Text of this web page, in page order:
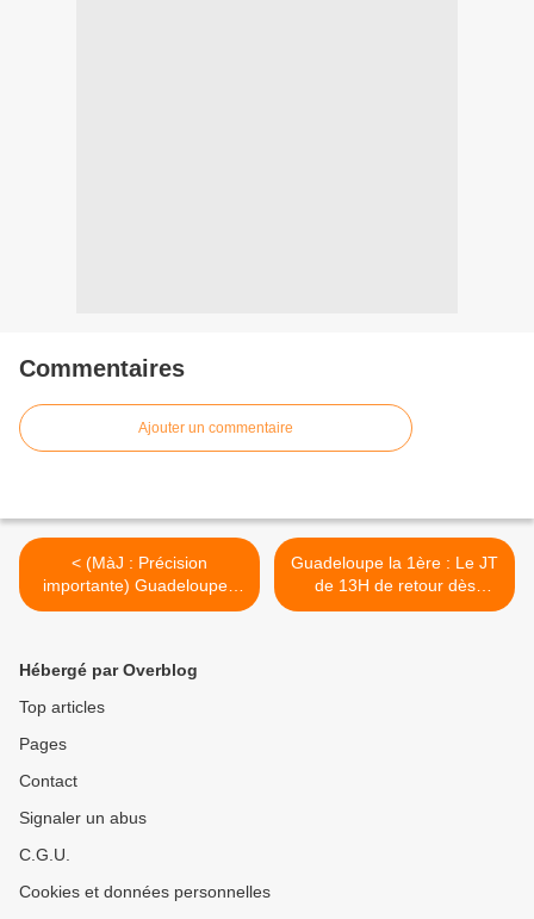
Commentaires
Ajouter un commentaire
< (MàJ : Précision
importante) Guadeloupe :
Rififi à ETV Global !
Guadeloupe la 1ère : Le JT
de 13H de retour dès
d'aujourd'hui ! >
Hébergé par Overblog
Top articles
Pages
Contact
Signaler un abus
C.G.U.
Cookies et données personnelles